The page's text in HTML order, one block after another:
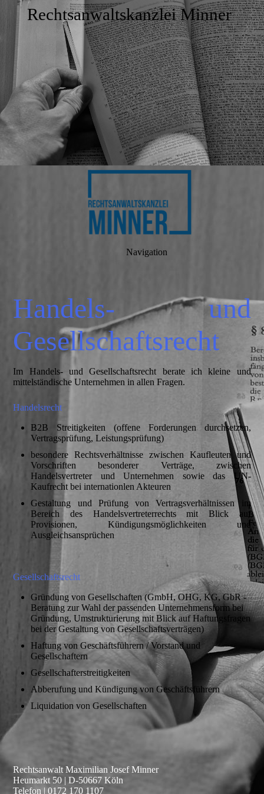
Rechtsanwaltskanzlei Minner
Navigation
Handels- und
Gesellschaftsrecht
Im Handels- und Gesellschaftsrecht berate ich kleine und
mittelständische Unternehmen in allen Fragen.
Handelsrecht
B2B Streitigkeiten (offene Forderungen durchsetzen,
Vertragsprüfung, Leistungsprüfung)
besondere Rechtsverhältnisse zwischen Kaufleuten und
Vorschriften besonderer Verträge, zwischen
Handelsvertreter und Unternehmen sowie das UN-
Kaufrecht bei internationlen Akteuren
Gestaltung und Prüfung von Vertragsverhältnissen im
Bereich des Handelsvertreterrechts mit Blick auf
Provisionen, Kündigungsmöglichkeiten und
Ausgleichsansprüchen
Gesellschaftsrecht
Gründung von Gesellschaften (GmbH, OHG, KG, GbR -
Beratung zur Wahl der passenden Unternehmensform bei
Gründung, Umstrukturierung mit Blick auf Haftungsfragen
bei der Gestaltung von Gesellschaftsverträgen)
Haftung von Geschäftsführern / Vorstand und
Gesellschaftern
Gesellschafterstreitigkeiten
Abberufung und Kündigung von Geschäftsführern
Liquidation von Gesellschaften
Rechtsanwalt Maximilian Josef Minner
Heumarkt 50 | D-50667 Köln
Telefon | 0172 170 1107